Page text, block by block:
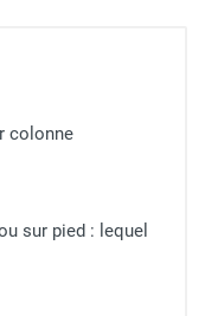
colonne
sur pied​ : lequel